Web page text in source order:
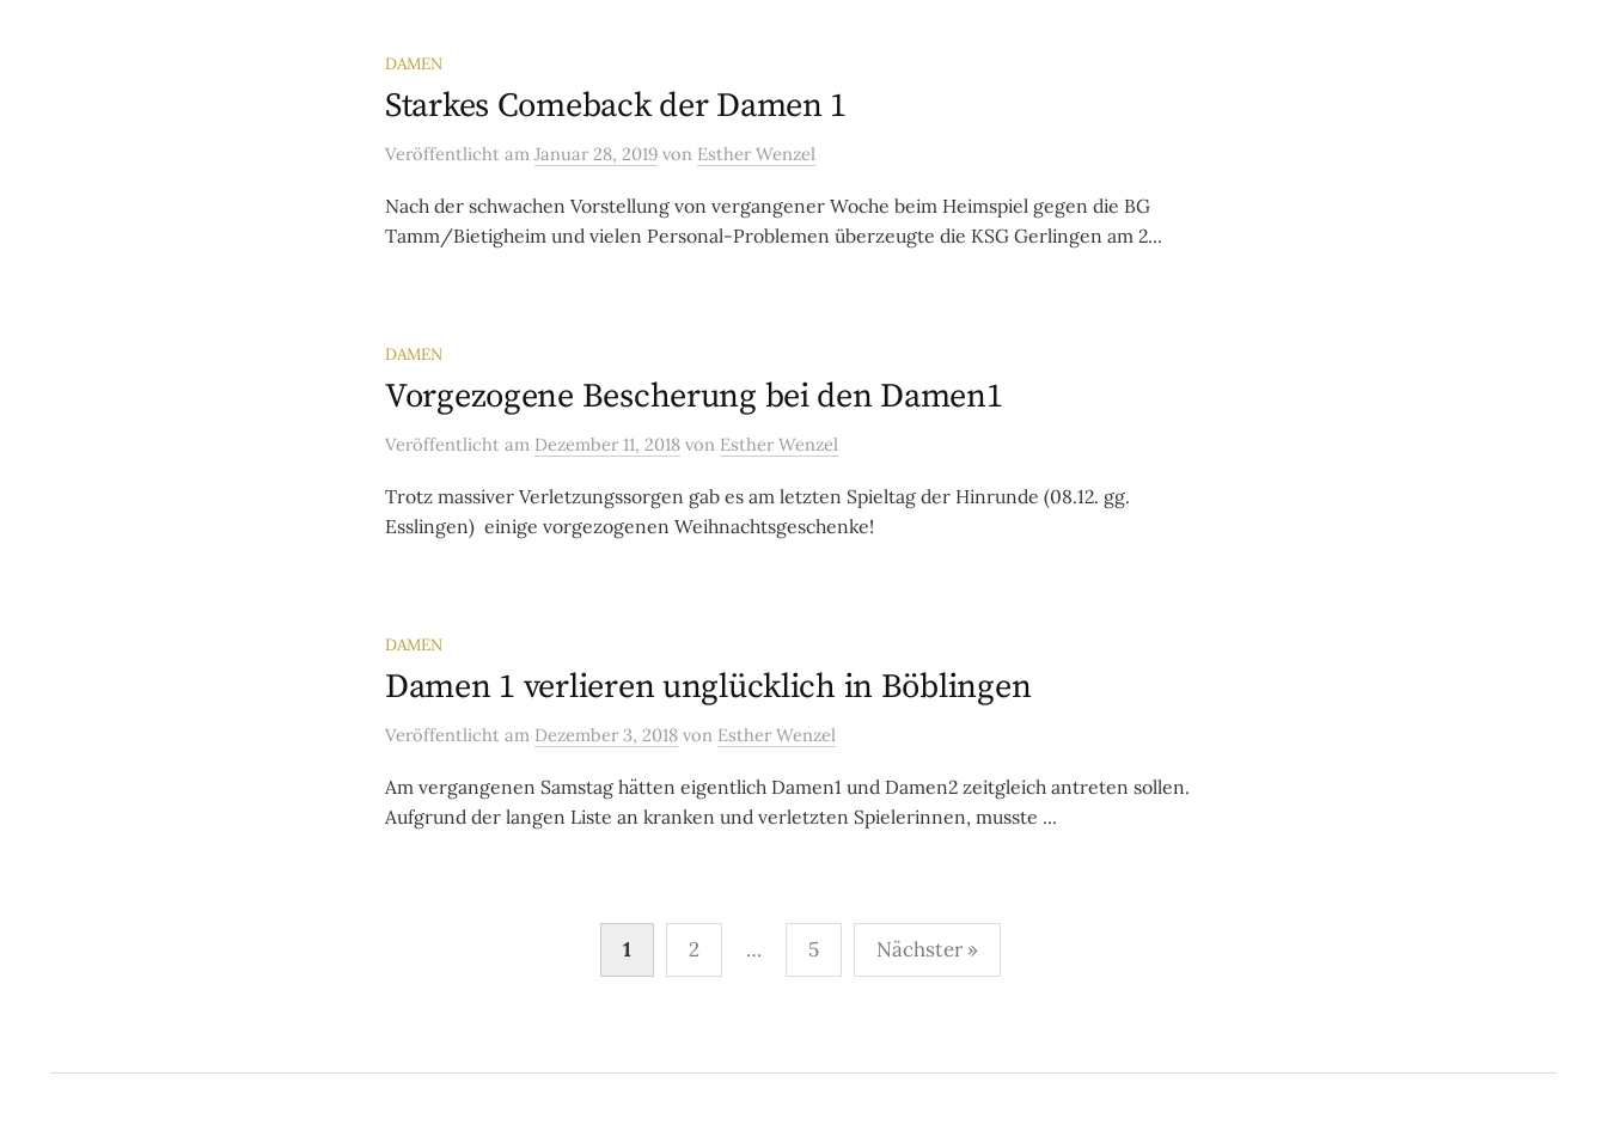
DAMEN
Starkes Comeback der Damen 1
Veröffentlicht am Januar 28, 2019 von Esther Wenzel
Nach der schwachen Vorstellung von vergangener Woche beim Heimspiel gegen die BG
Tamm/Bietigheim und vielen Personal-Problemen überzeugte die KSG Gerlingen am 2...
DAMEN
Vorgezogene Bescherung bei den Damen1
Veröffentlicht am Dezember 11, 2018 von Esther Wenzel
Trotz massiver Verletzungssorgen gab es am letzten Spieltag der Hinrunde (08.12. gg.
Esslingen) einige vorgezogenen Weihnachtsgeschenke!
DAMEN
Damen 1 verlieren unglücklich in Böblingen
Veröffentlicht am Dezember 3, 2018 von Esther Wenzel
Am vergangenen Samstag hätten eigentlich Damen1 und Damen2 zeitgleich antreten sollen.
Aufgrund der langen Liste an kranken und verletzten Spielerinnen, musste ...
Seitennummerierung
1 2 … 5 Nächster »